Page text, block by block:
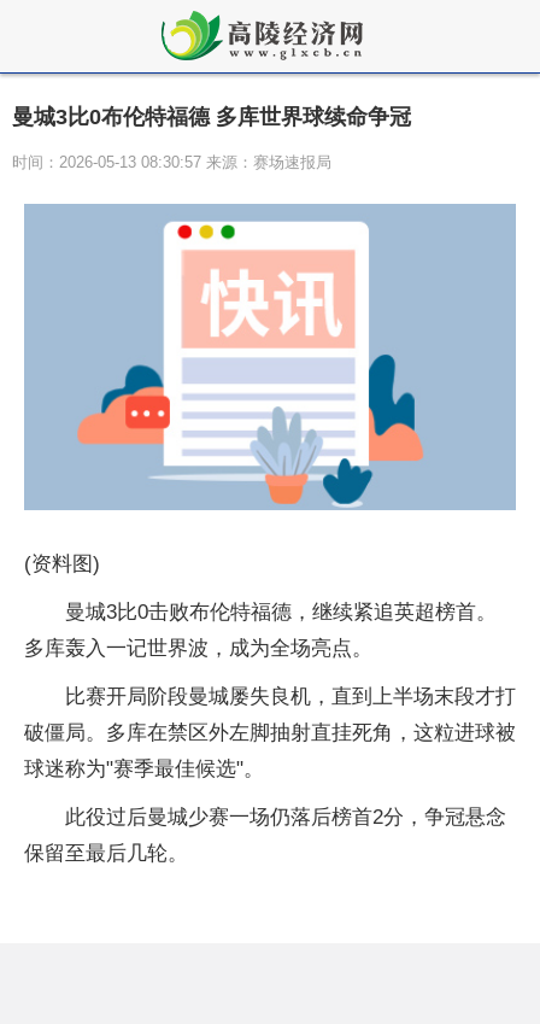
曼城3比0布伦特福德 多库世界球续命争冠
时间：2026-05-13 08:30:57 来源：赛场速报局
(资料图)
曼城3比0击败布伦特福德，继续紧追英超榜首。
多库轰入一记世界波，成为全场亮点。
比赛开局阶段曼城屡失良机，直到上半场末段才打
破僵局。多库在禁区外左脚抽射直挂死角，这粒进球被
球迷称为"赛季最佳候选"。
此役过后曼城少赛一场仍落后榜首2分，争冠悬念
保留至最后几轮。